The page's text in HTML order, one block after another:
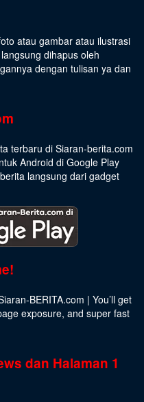
atau gambar atau ilustrasi
dihapus oleh
dengan tulisan ya dan
terbaru di Siaran-berita.com
Android di Google Play
langsung dari gadget
BERITA.com | You’ll get
exposure, and super fast
dan Halaman 1